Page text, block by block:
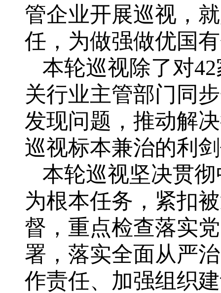
管企业开展巡视，
任，为做强做优国
本轮巡视除了对
关行业主管部门同
发现问题，推动解
巡视标本兼治的利
本轮巡视坚决贯
为根本任务，紧扣
督，重点检查落实
署，落实全面从严
作责任、加强组织